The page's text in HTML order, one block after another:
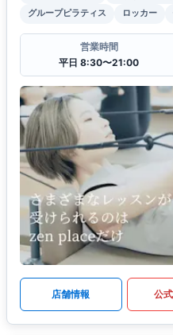
グループピラティス
ロッカー
営業時間
平日 8:30〜21:00
店舗情報 公